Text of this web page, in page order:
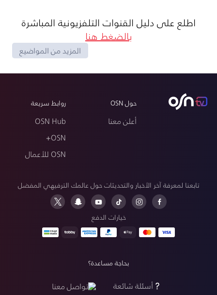
اطلع على دليل القنوات التلفزيونية المباشرة
بالضغط هنا
المزيد من المواضيع
حول OSN
أعلن معنا
روابط سريعة
OSN Hub
OSN+
OSN للأعمال
تابعنا لمعرفة آخر الأخبار والتحديثات حول عالمك الترفيهي المفضل
خيارات الدفع
بحاجة مساعدة؟
أسئلة شائعة تواصل معنا